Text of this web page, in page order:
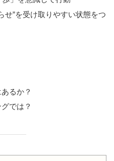
せ”を受け取りやすい状態をつ
るか？
では？